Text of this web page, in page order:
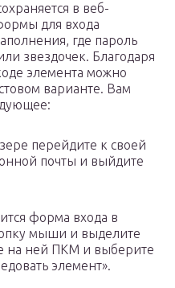
в веб-
для входа
где пароль
звездочек. Благодаря
элемента можно
варианте. Вам
перейдите к своей
почты и выйдите
форма входа в
мыши и выделите
на ней ПКМ и выберите
элемент».